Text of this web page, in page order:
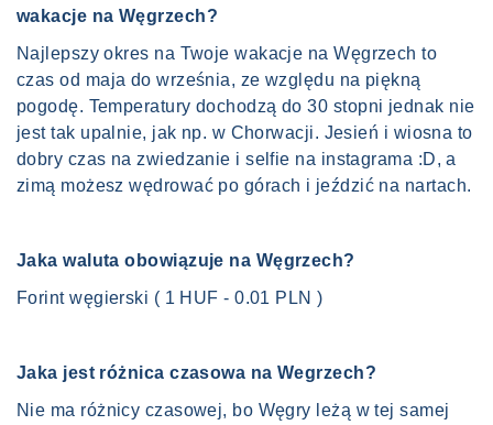
wakacje na Węgrzech?
Najlepszy okres na Twoje wakacje na Węgrzech to
czas od maja do września, ze względu na piękną
pogodę. Temperatury dochodzą do 30 stopni jednak nie
jest tak upalnie, jak np. w Chorwacji. Jesień i wiosna to
dobry czas na zwiedzanie i selfie na instagrama :D, a
zimą możesz wędrować po górach i jeździć na nartach.
Jaka waluta obowiązuje na Węgrzech?
Forint węgierski ( 1 HUF - 0.01 PLN )
Jaka jest różnica czasowa na Wegrzech?
Nie ma różnicy czasowej, bo Węgry leżą w tej samej